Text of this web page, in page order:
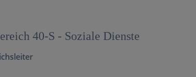
40-S - Soziale Dienste